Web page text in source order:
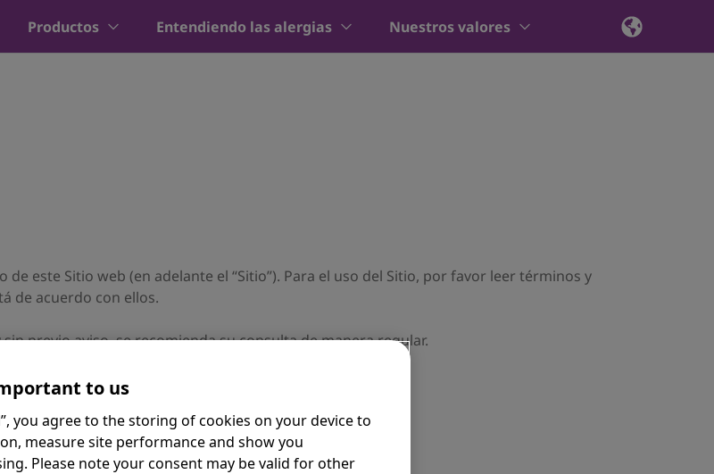
Productos Entendiendo las alergias Nuestros valores
este Sitio web (en adelante el “Sitio”). Para el uso del Sitio, por favor leer términos y
de acuerdo con ellos.
previo aviso, se recomienda su consulta de manera regular.
to us
you agree to the storing of cookies on your device to
measure site performance and show you
Please note your consent may be valid for other